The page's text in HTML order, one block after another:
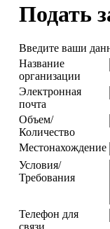
Подать
Введите ваши
Название
организации
Электронная
почта
Объем/
Количество
Местонахождение
Условия/
Требования
Телефон для
связи